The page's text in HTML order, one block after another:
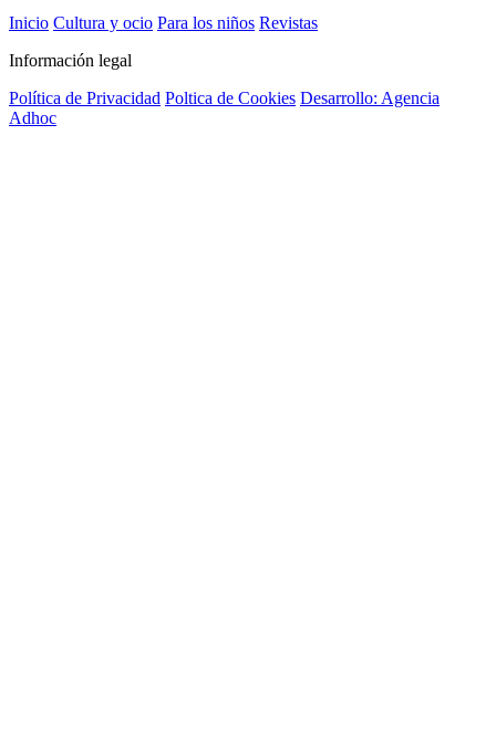
Inicio Cultura y ocio Para los niños Revistas
Información legal
Política de Privacidad Poltica de Cookies Desarrollo: Agencia
Adhoc